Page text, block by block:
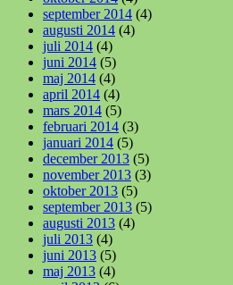
september 2014 (4)
augusti 2014 (4)
juli 2014 (4)
juni 2014 (5)
maj 2014 (4)
april 2014 (4)
mars 2014 (5)
februari 2014 (3)
januari 2014 (5)
december 2013 (5)
november 2013 (3)
oktober 2013 (5)
september 2013 (5)
augusti 2013 (4)
juli 2013 (4)
juni 2013 (5)
maj 2013 (4)